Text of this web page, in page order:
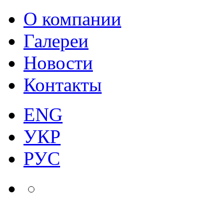
О компании
Галереи
Новости
Контакты
ENG
УКР
РУС